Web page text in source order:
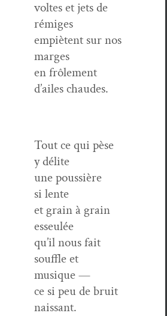
voltes et jets de
rémiges
empiè­tent sur nos
marges
en frôle­ment
d’ailes chaudes.
Tout ce qui pèse
y délite
une pous­sière
si lente
et grain à grain
esseulée
qu’il nous fait
souf­fle et
musique —
ce si peu de bruit
naissant.